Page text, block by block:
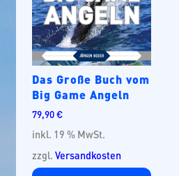
Das Große Buch vom
Big Game Angeln
79,90€
inkl. 19 % MwSt.
zzgl. Versandkosten